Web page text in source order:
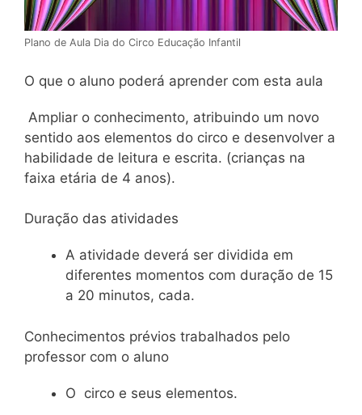
Plano de Aula Dia do Circo Educação Infantil
O que o aluno poderá aprender com esta aula
Ampliar o conhecimento, atribuindo um novo
sentido aos elementos do circo e desenvolver a
habilidade de leitura e escrita. (crianças na
faixa etária de 4 anos).
Duração das atividades
A atividade deverá ser dividida em
diferentes momentos com duração de 15
a 20 minutos, cada.
Conhecimentos prévios trabalhados pelo
professor com o aluno
O circo e seus elementos.